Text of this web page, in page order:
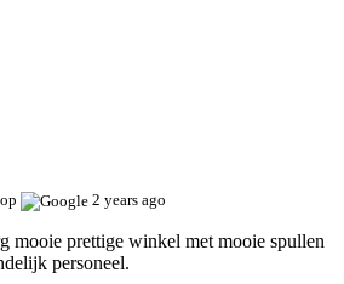
2 years ago
mooie prettige winkel met mooie spullen
personeel.